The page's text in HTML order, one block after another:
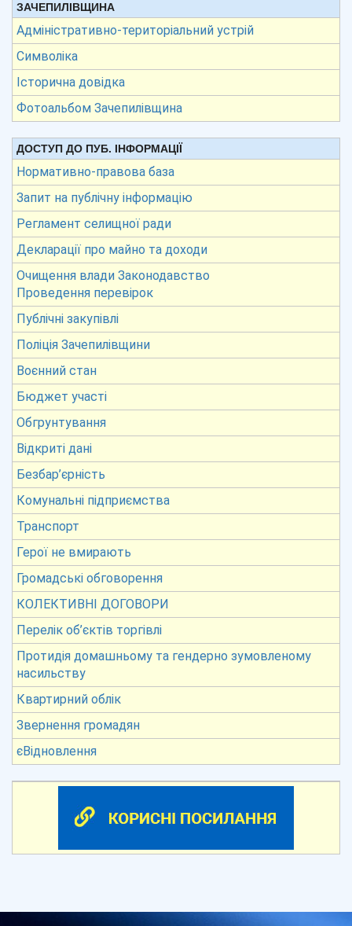
ЗАЧЕПИЛІВЩИНА
Адміністративно-територіальний устрій
Символіка
Історична довідка
Фотоальбом Зачепилівщина
ДОСТУП ДО ПУБ. ІНФОРМАЦІЇ
Нормативно-правова база
Запит на публічну інформацію
Регламент селищної ради
Декларації про майно та доходи
Очищення влади Законодавство
Проведення перевірок
Публічні закупівлі
Поліція Зачепилівщини
Воєнний стан
Бюджет участі
Обгрунтування
Відкриті дані
Безбар’єрність
Комунальні підприємства
Транспорт
Герої не вмирають
Громадські обговорення
КОЛЕКТИВНІ ДОГОВОРИ
Перелік об’єктів торгівлі
Протидія домашньому та гендерно зумовленому
насильству
Квартирний облік
Звернення громадян
єВідновлення